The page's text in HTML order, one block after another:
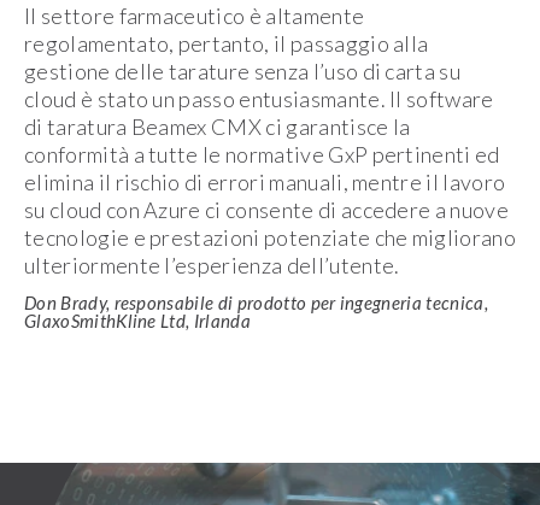
Il settore farmaceutico è altamente
regolamentato, pertanto, il passaggio alla
gestione delle tarature senza l’uso di carta su
cloud è stato un passo entusiasmante. Il software
di taratura Beamex CMX ci garantisce la
conformità a tutte le normative GxP pertinenti ed
elimina il rischio di errori manuali, mentre il lavoro
su cloud con Azure ci consente di accedere a nuove
tecnologie e prestazioni potenziate che migliorano
ulteriormente l’esperienza dell’utente.
Don Brady, responsabile di prodotto per ingegneria tecnica,
GlaxoSmithKline Ltd, Irlanda